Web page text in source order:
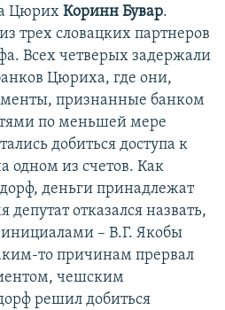
Цюрих Коринн Бувар.
трех словацких партнеров
Всех четверых задержали
Цюриха, где они,
признанные банком
по меньшей мере
добиться доступа к
одном из счетов. Как
деньги принадлежат
отказался назвать,
– В.Г. Якобы
то причинам прервал
чешским
решил добиться